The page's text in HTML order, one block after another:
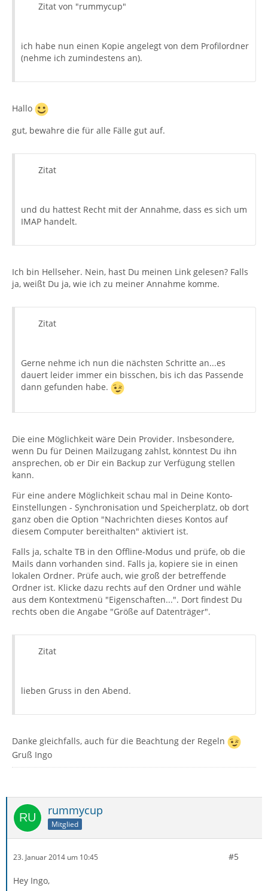
Zitat von "rummycup"
ich habe nun einen Kopie angelegt von dem Profilordner
(nehme ich zumindestens an).
Hallo
gut, bewahre die für alle Fälle gut auf.
Zitat
und du hattest Recht mit der Annahme, dass es sich um
IMAP handelt.
Ich bin Hellseher. Nein, hast Du meinen Link gelesen? Falls
ja, weißt Du ja, wie ich zu meiner Annahme komme.
Zitat
Gerne nehme ich nun die nächsten Schritte an...es
dauert leider immer ein bisschen, bis ich das Passende
dann gefunden habe.
Die eine Möglichkeit wäre Dein Provider. Insbesondere,
wenn Du für Deinen Mailzugang zahlst, könntest Du ihn
ansprechen, ob er Dir ein Backup zur Verfügung stellen
kann.
Für eine andere Möglichkeit schau mal in Deine Konto-
Einstellungen - Synchronisation und Speicherplatz, ob dort
ganz oben die Option "Nachrichten dieses Kontos auf
diesem Computer bereithalten" aktiviert ist.
Falls ja, schalte TB in den Offline-Modus und prüfe, ob die
Mails dann vorhanden sind. Falls ja, kopiere sie in einen
lokalen Ordner. Prüfe auch, wie groß der betreffende
Ordner ist. Klicke dazu rechts auf den Ordner und wähle
aus dem Kontextmenü "Eigenschaften...". Dort findest Du
rechts oben die Angabe "Größe auf Datenträger".
Zitat
lieben Gruss in den Abend.
Danke gleichfalls, auch für die Beachtung der Regeln
Gruß Ingo
rummycup
Mitglied
23. Januar 2014 um 10:45 #5
Hey Ingo,